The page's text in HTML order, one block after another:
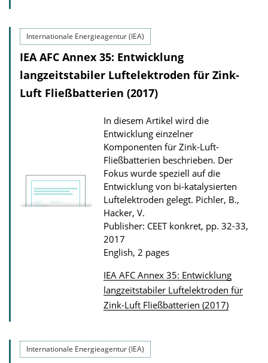
d
s
Internationale Energieagentur (IEA)
IEA AFC Annex 35: Entwicklung
langzeitstabiler Luftelektroden für Zink-
Luft Fließbatterien (2017)
In diesem Artikel wird die
Entwicklung einzelner
Komponenten für Zink-Luft-
Fließbatterien beschrieben. Der
Fokus wurde speziell auf die
Entwicklung von bi-katalysierten
Luftelektroden gelegt. Pichler, B.,
Hacker, V.
Publisher: CEET konkret, pp. 32-33,
2017
English, 2 pages
P
u
l
i
IEA AFC Annex 35: Entwicklung
langzeitstabiler Luftelektroden für
Zink-Luft Fließbatterien (2017)
Internationale Energieagentur (IEA)